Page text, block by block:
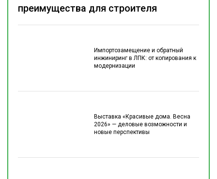
Импортозамещение и обратный
инжиниринг в ЛПК: от копирования к
модернизации
Выставка «Красивые дома. Весна
2026» — деловые возможности и
новые перспективы
преимущества для строителя